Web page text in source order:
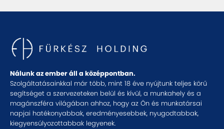
Nálunk az ember áll a középpontban.
Szolgáltatásainkkal már több, mint 18 éve nyújtunk teljes körű
segítséget a szervezeteken belül és kívül, a munkahely és a
magánszféra világában ahhoz, hogy az Ön és munkatársai
napjai hatékonyabbak, eredményesebbek, nyugodtabbak,
kiegyensúlyozottabbak legyenek.